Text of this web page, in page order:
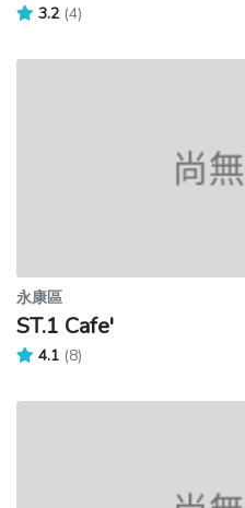
3.2 (4)
永康區
ST.1 Cafe'
4.1 (8)